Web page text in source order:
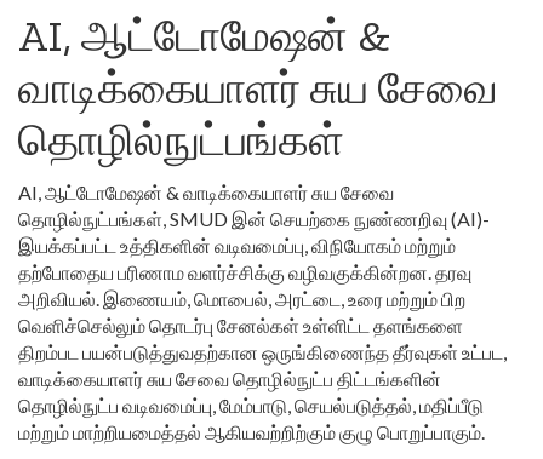
AI, ஆட்டோமேஷன் &
வாடிக்கையாளர் சுய சேவை
தொழில்நுட்பங்கள்
AI, ஆட்டோமேஷன் & வாடிக்கையாளர் சுய சேவை
தொழில்நுட்பங்கள், SMUD இன் செயற்கை நுண்ணறிவு (AI)-
இயக்கப்பட்ட உத்திகளின் வடிவமைப்பு, விநியோகம் மற்றும்
தற்போதைய பரிணாம வளர்ச்சிக்கு வழிவகுக்கின்றன. தரவு
அறிவியல். இணையம், மொபைல், அரட்டை, உரை மற்றும் பிற
வெளிச்செல்லும் தொடர்பு சேனல்கள் உள்ளிட்ட தளங்களை
திறம்பட பயன்படுத்துவதற்கான ஒருங்கிணைந்த தீர்வுகள் உட்பட,
வாடிக்கையாளர் சுய சேவை தொழில்நுட்ப திட்டங்களின்
தொழில்நுட்ப வடிவமைப்பு, மேம்பாடு, செயல்படுத்தல், மதிப்பீடு
மற்றும் மாற்றியமைத்தல் ஆகியவற்றிற்கும் குழு பொறுப்பாகும்.